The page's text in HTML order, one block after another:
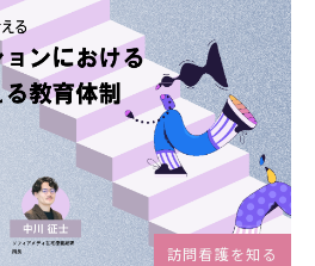
訪問看護を知る